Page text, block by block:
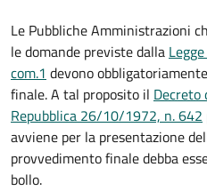
Le Pubbliche Amministrazioni
le domande previste dalla
com.1 devono
finale. A tal proposito il Decreto
Repubblica 26/10/1972, n. 642
avviene per la presentazione
provvedimento finale debba
bollo.